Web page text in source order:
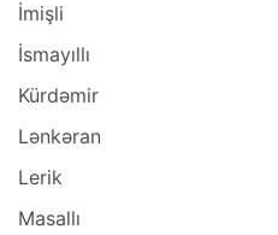
İmişli
İsmayıllı
Kürdəmir
Lənkəran
Lerik
Masallı